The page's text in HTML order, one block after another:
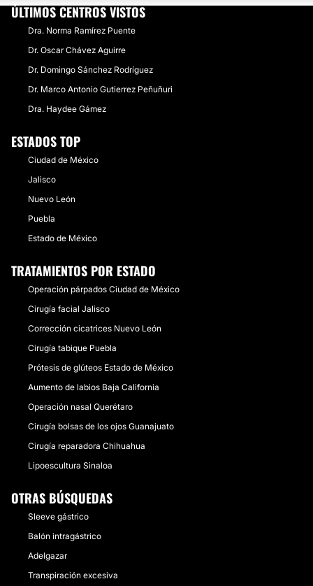
Eliminación de tatuajes
Tratamientos faciales
Peeling
Mesoterapia
Microdermoabrasión
Tratamientos anticelulíticos
Radiofrecuencia
Cavitación
Microblading
ÚLTIMOS CENTROS VISTOS
Dra. Norma Ramírez Puente
Dr. Oscar Chávez Aguirre
Dr. Domingo Sánchez Rodríguez
Dr. Marco Antonio Gutierrez Peñuñuri
Dra. Haydee Gámez
ESTADOS TOP
Ciudad de México
Jalisco
Nuevo León
Puebla
Estado de México
TRATAMIENTOS POR ESTADO
Operación párpados Ciudad de México
Cirugía facial Jalisco
Corrección cicatrices Nuevo León
Cirugía tabique Puebla
Prótesis de glúteos Estado de México
Aumento de labios Baja California
Operación nasal Querétaro
Cirugía bolsas de los ojos Guanajuato
Cirugía reparadora Chihuahua
Lipoescultura Sinaloa
OTRAS BÚSQUEDAS
Sleeve gástrico
Balón intragástrico
Adelgazar
Transpiración excesiva